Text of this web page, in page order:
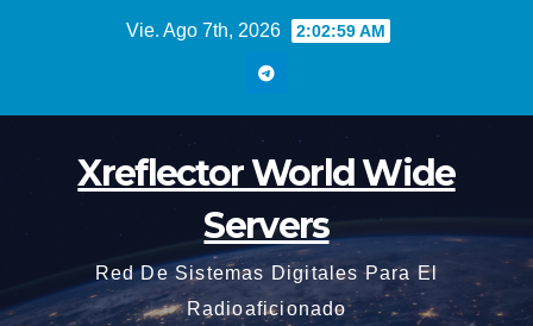
Vie. Ago 7th, 2026 2:03:00 AM
Xreflector World Wide
Servers
Red De Sistemas Digitales Para El
Radioaficionado